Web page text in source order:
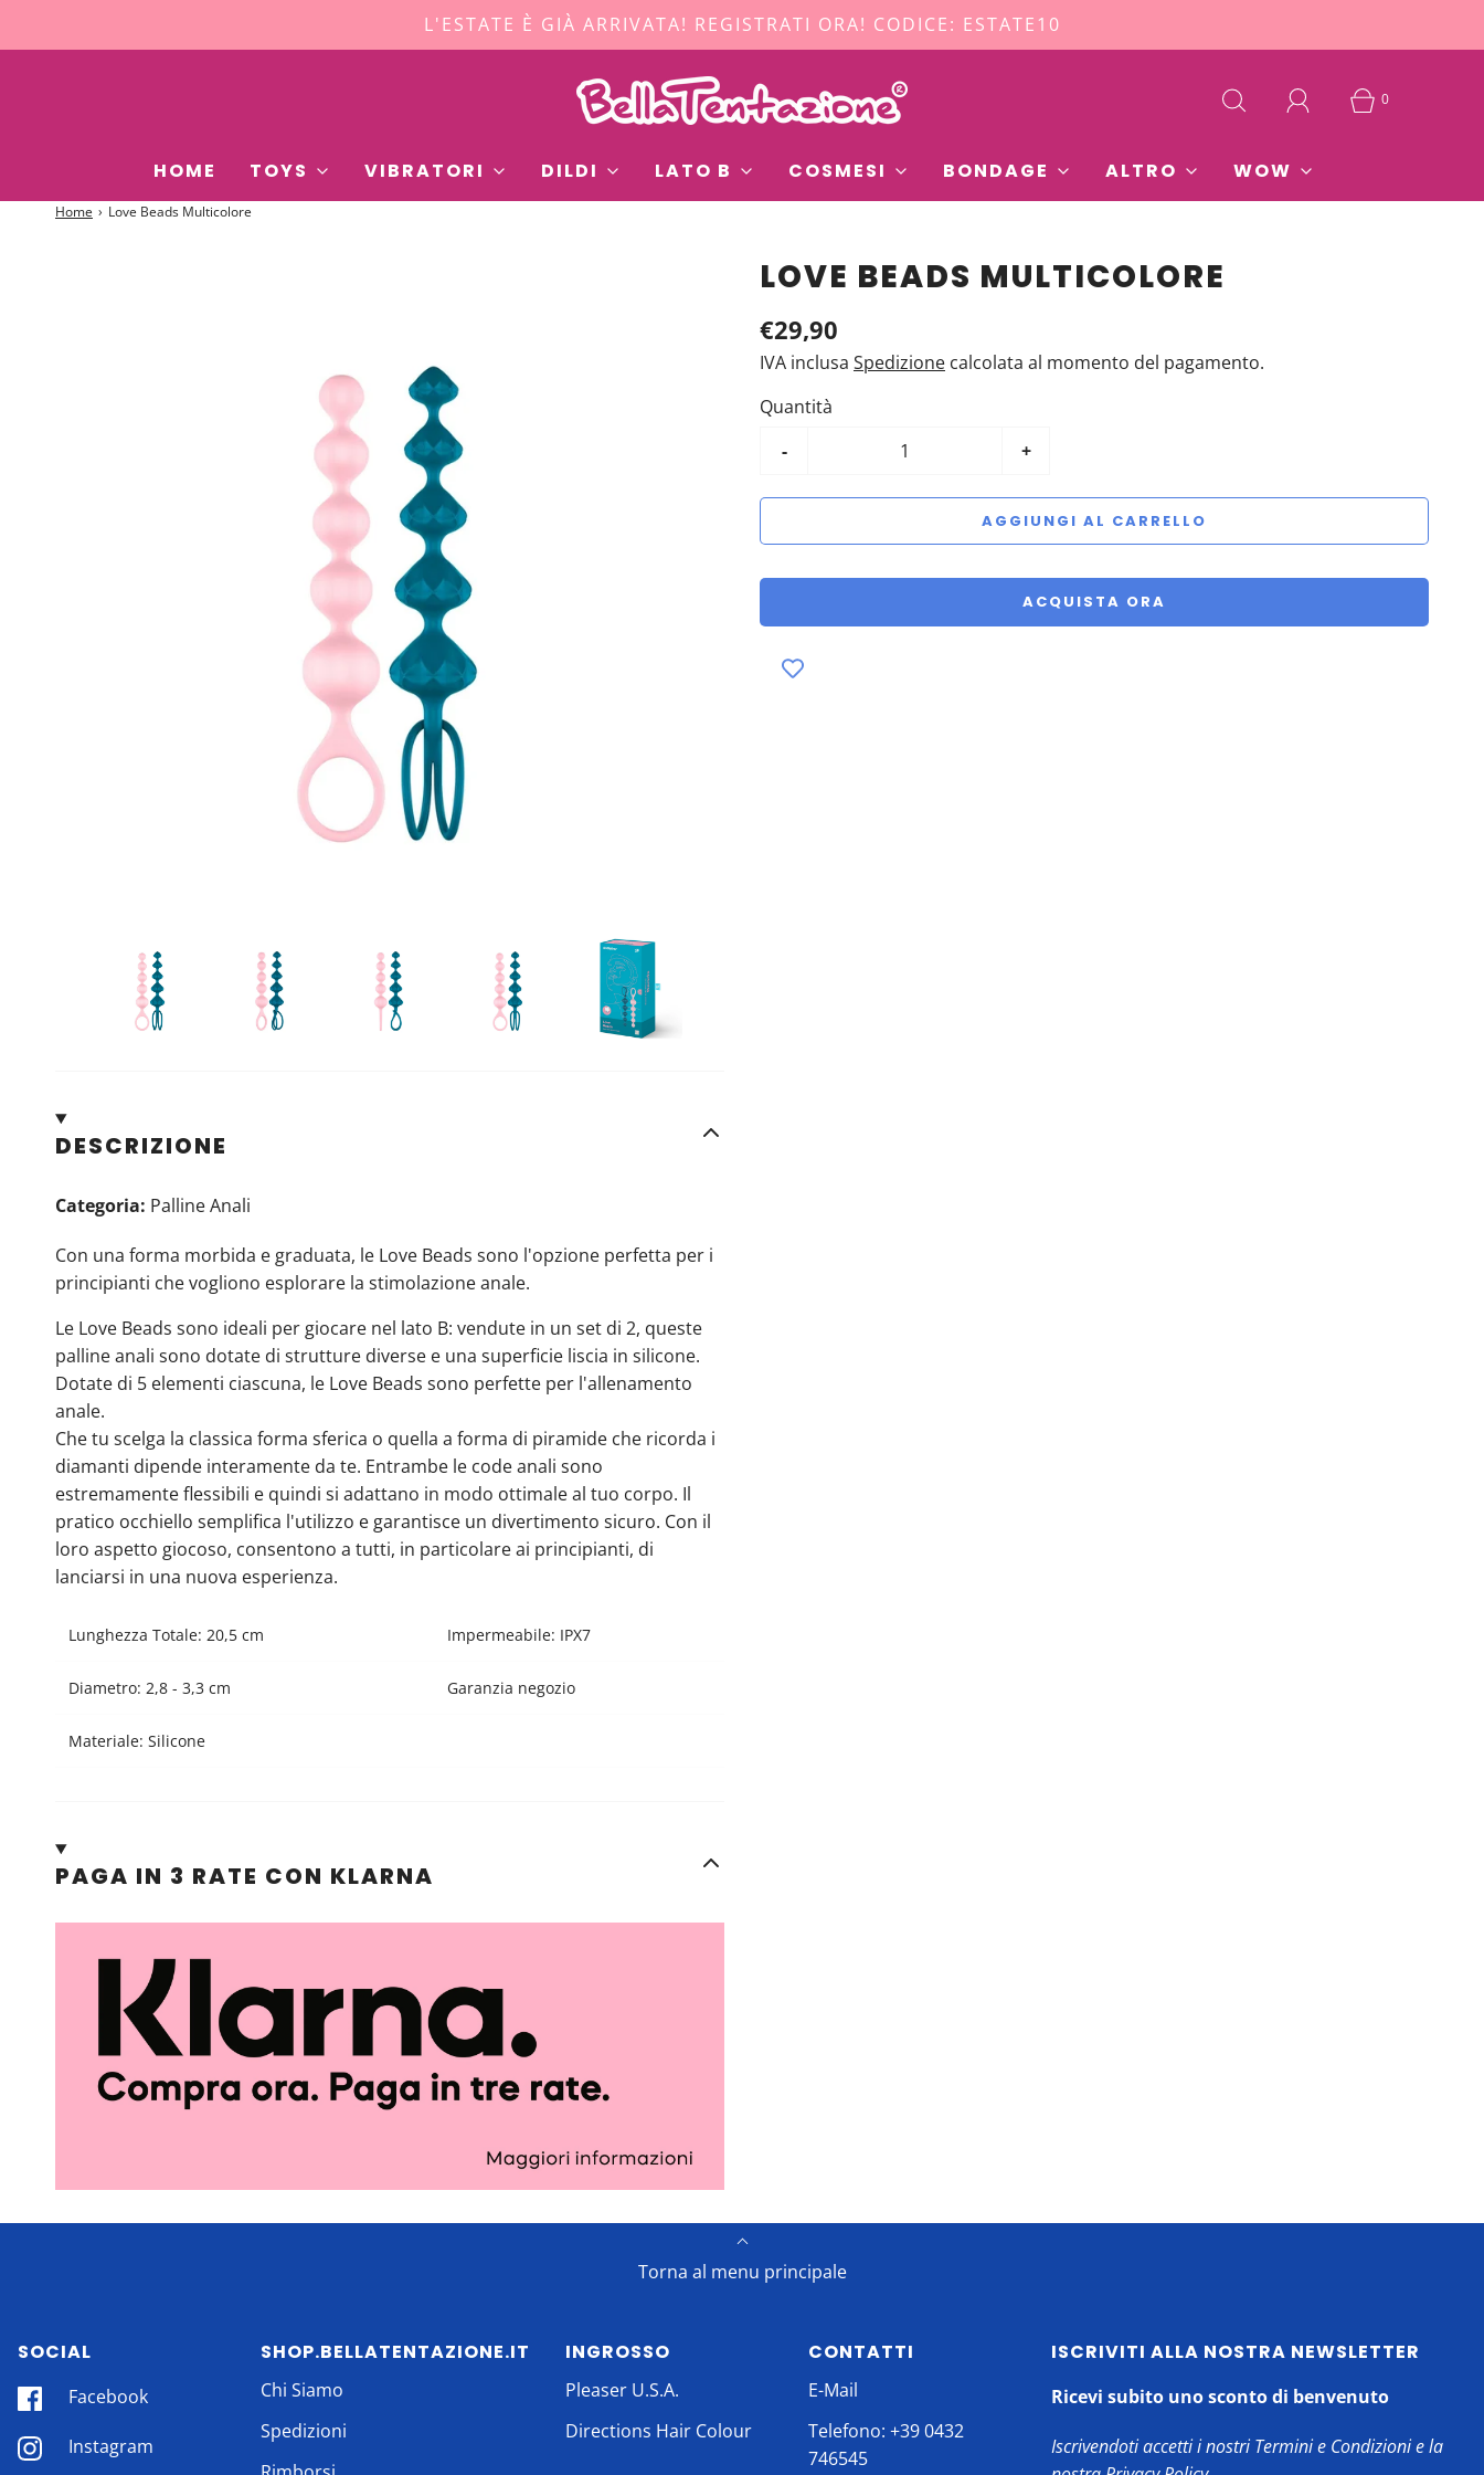
L'ESTATE È GIÀ ARRIVATA! REGISTRATI ORA! CODICE: ESTATE10
0
HOME TOYS VIBRATORI DILDI LATO B COSMESI BONDAGE ALTRO WOW
Home › Love Beads Multicolore
LOVE BEADS MULTICOLORE
€29,90
IVA inclusa Spedizione calcolata al momento del pagamento.
Quantità
-
+
AGGIUNGI AL CARRELLO
ACQUISTA ORA
DESCRIZIONE
Categoria: Palline Anali
Con una forma morbida e graduata, le Love Beads sono l'opzione perfetta per i
principianti che vogliono esplorare la stimolazione anale.
Le Love Beads sono ideali per giocare nel lato B: vendute in un set di 2, queste
palline anali sono dotate di strutture diverse e una superficie liscia in silicone.
Dotate di 5 elementi ciascuna, le Love Beads sono perfette per l'allenamento
anale.
Che tu scelga la classica forma sferica o quella a forma di piramide che ricorda i
diamanti dipende interamente da te. Entrambe le code anali sono
estremamente flessibili e quindi si adattano in modo ottimale al tuo corpo. Il
pratico occhiello semplifica l'utilizzo e garantisce un divertimento sicuro. Con il
loro aspetto giocoso, consentono a tutti, in particolare ai principianti, di
lanciarsi in una nuova esperienza.
Lunghezza Totale: 20,5 cm Impermeabile: IPX7
Diametro: 2,8 - 3,3 cm Garanzia negozio
Materiale: Silicone
PAGA IN 3 RATE CON KLARNA
Torna al menu principale
SOCIAL
Facebook
Instagram
SHOP.BELLATENTAZIONE.IT
Chi Siamo
Spedizioni
INGROSSO
Pleaser U.S.A.
Directions Hair Colour
CONTATTI
E-Mail
Telefono: +39 0432
746545
ISCRIVITI ALLA NOSTRA NEWSLETTER
Ricevi subito uno sconto di benvenuto
Iscrivendoti accetti i nostri Termini e Condizioni e la